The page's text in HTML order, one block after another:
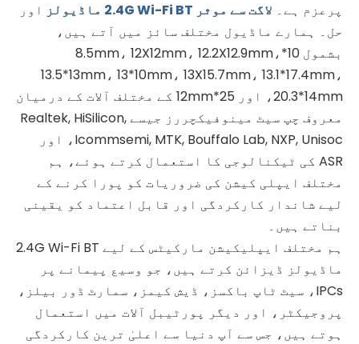
پرعزم ہے۔ لاگت سے موثر 2.4G Wi-Fi BT ماڈیولز
اور
حل۔ ہمارے ماڈیول مختلف سائز میں آتے ہیں،
بشمول 10*8.5mm، 12X12mm، 12.2X12.9mm،
13.5*13mm، 13*10mm، 13X15.7mm، 13.1*17.4mm،
20.3*14mm، اور 25*12mm کے مختلف آلات کے درمیان
معروف چپ سیٹ مینوفیکچررز جیسے Realtek, HiSilicon,
Icommsemi, MTK, Bouffalo Lab, NXP, Unisoc، اور
ASR کی ٹیکنالوجی کا استعمال کرتے ہوئے، ہم
مختلف ایپلی کیشن کی ضروریات کو پورا کرنے کے
لیے شاندار کارکردگی اور قابل اعتماد کو یقینی
بناتے ہیں۔
ہم مختلف ایپلیکیشن مارکیٹس کے لیے 2.4G Wi-Fi BT
ماڈیولز ڈیزائن کرتے ہیں، جو وسیع پیمانے پر
IPCs، سیٹ ٹاپ باکسز، ڈیش کیمز، سمارٹ ڈور بیلز،
پروجیکٹر، اور دیگر پورٹیبل آلات میں استعمال
ہوتے ہیں، جس سے آپ دنیا سے اعلیٰ ترین کارکردگی